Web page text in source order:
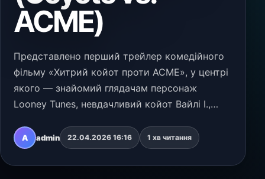
ACME)
Представлено перший трейлер комедійного
фільму «Хитрий койот проти ACME», у центрі
якого — знайомий глядачам персонаж
Looney Tunes, невдачливий койот Вайлі І.,
ACME через постійно несправні пристрої. У
стрічці зіграли…
A admin 22.04.2026 16:16 1 хв читання